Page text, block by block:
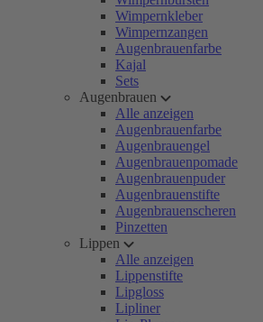
Wimpernkleber
Wimpernzangen
Augenbrauenfarbe
Kajal
Sets
Augenbrauen
Alle anzeigen
Augenbrauenfarbe
Augenbrauengel
Augenbrauenpomade
Augenbrauenpuder
Augenbrauenstifte
Augenbrauenscheren
Pinzetten
Lippen
Alle anzeigen
Lippenstifte
Lipgloss
Lipliner